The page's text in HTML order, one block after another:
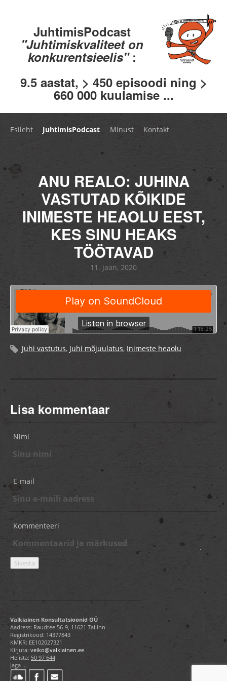
JuhtimisPodcast
"Juhtimiskvaliteet on
konkurentsieelis" :
9.5 aastat, > 450 episoodi ning >
660 000 kuulamise ...
Esileht JuhtimisPodcast Minust Kontakt
ANU REALO: JUHINA
VASTUTAD KÕIKIDE
INIMESTE HEAOLU EEST,
KES SINU HEAKS
TÖÖTAVAD
11. jaan, 2020
Juhi vastutus, Juhi mõjuulatus, Inimeste heaolu
Lisa kommentaar
Nimi
E-mail
Kommenteeri
Valkiainen Konsultatsioonid OÜ
Aadress: Raudtee 56-9, 11621 Tallinn
Registrikood: 14377843
KMKR: EE102027321
Kirjuta: veiko@valkiainen.ee
Helista: 50 97 644
Jaga ...